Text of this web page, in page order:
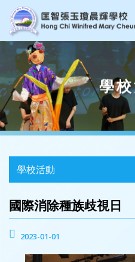
學
學校活動
國際消除種族歧視日
2023-01-01